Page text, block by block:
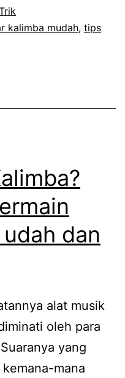
kalimba mudah, tips
dan
alat musik
oleh para
yang
mana